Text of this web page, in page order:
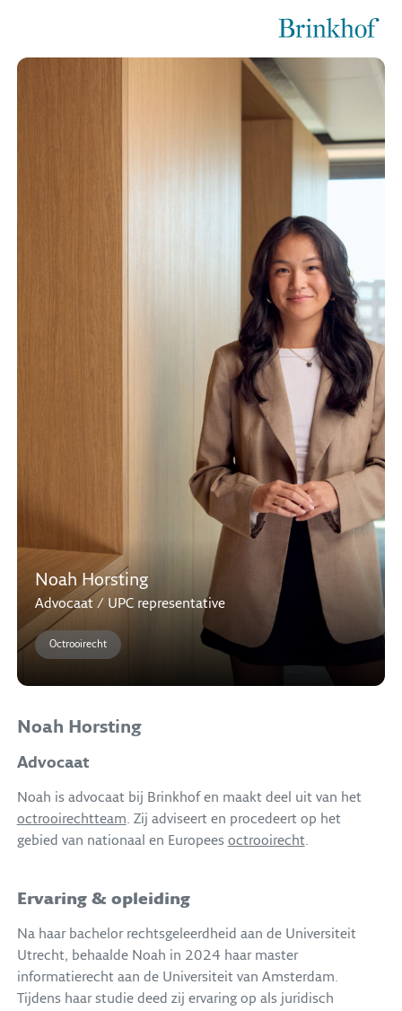
Brinkhof
Noah Horsting
Advocaat / UPC representative
Octrooirecht
Noah Horsting
Advocaat
Noah is advocaat bij Brinkhof en maakt deel uit van het
octrooirechtteam. Zij adviseert en procedeert op het
gebied van nationaal en Europees octrooirecht.
Ervaring & opleiding
Na haar bachelor rechtsgeleerdheid aan de Universiteit
Utrecht, behaalde Noah in 2024 haar master
informatierecht aan de Universiteit van Amsterdam.
Tijdens haar studie deed zij ervaring op als juridisch